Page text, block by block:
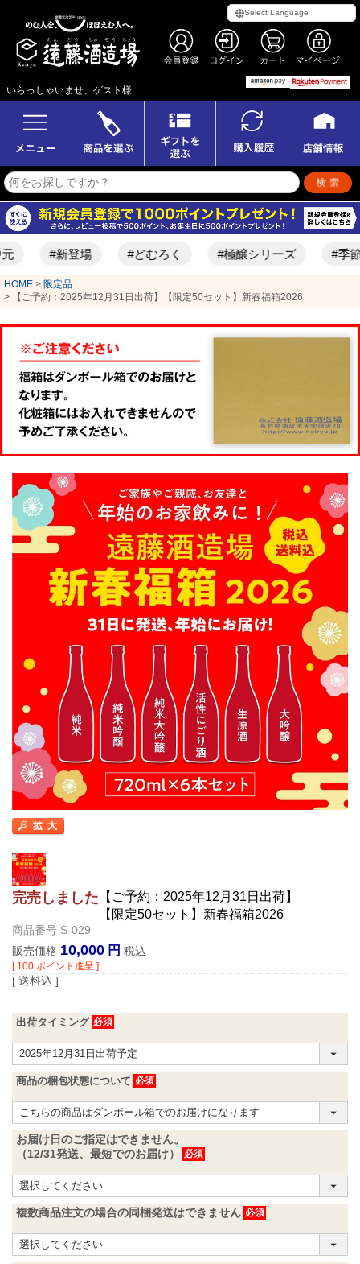
いらっしゃいませ、ゲスト様
新登場 #どむろく #極醸シリーズ #季節限定酒
HOME
限定品
【ご予約：2025年12月31日出荷】【限定50セット】新春福箱2026
完売しました 【ご予約：2025年12月31日出荷】
【限定50セット】新春福箱2026
商品番号 S-029
販売価格 10,000 税込
[ 100 ポイント進呈 ]
送料込
出荷タイミング
商品の梱包状態について
お届け日のご指定はできません。
（12/31発送、最短でのお届け）
複数商品注文の場合の同梱発送はできません